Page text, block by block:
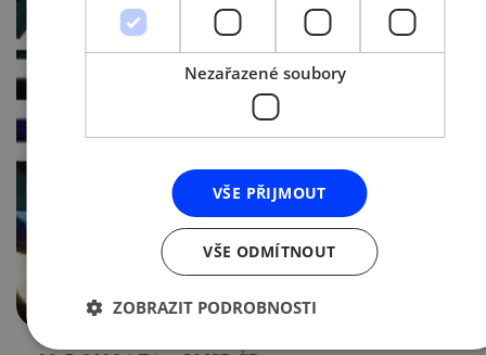
Nezařazené soubory
VŠE PŘIJMOUT
VŠE ODMÍTNOUT
ZOBRAZIT PODROBNOSTI